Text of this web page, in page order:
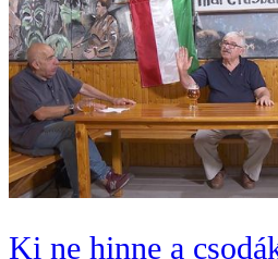
Ki ne hinne a